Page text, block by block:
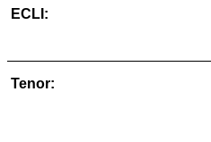
ECLI:
Tenor: